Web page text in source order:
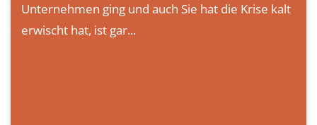
Unternehmen ging und auch Sie hat die Krise kalt
erwischt hat, ist gar...